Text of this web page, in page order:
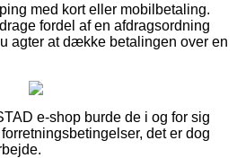
med kort eller mobilbetaling.
fordel af en afdragsordning
agter at dække betalingen over en
e-shop burde de i og for sig
det er dog